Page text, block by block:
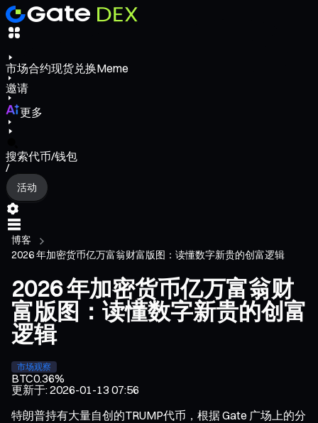
市场合约现货兑换Meme
邀请
更多
搜索代币/钱包
/
活动
博客
2026 年加密货币亿万富翁财富版图：读懂数字新贵的创富逻辑
2026 年加密货币亿万富翁财
富版图：读懂数字新贵的创富
逻辑
市场观察
BTC0.36%
更新于:2026-01-13 07:56
特朗普持有大量自创的TRUMP代币，根据 Gate 广场上的分